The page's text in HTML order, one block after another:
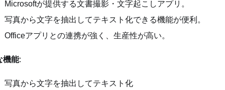
Microsoftが提供する文書撮影・文字起こしアプリ。
写真から文字を抽出してテキスト化できる機能が便利。
Officeアプリとの連携が強く、生産性が高い。
機能:
写真から文字を抽出してテキスト化